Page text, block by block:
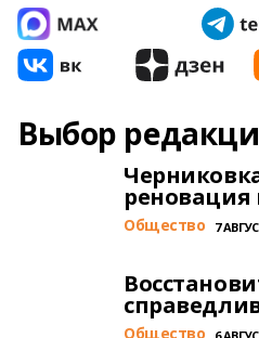
Выбор
Общество 7
Общество